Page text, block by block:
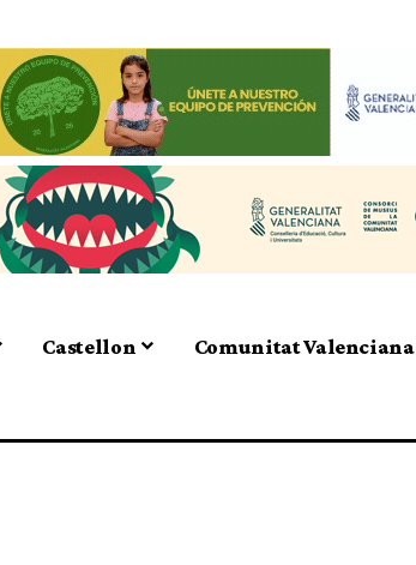
Castellon Comunitat Valenciana